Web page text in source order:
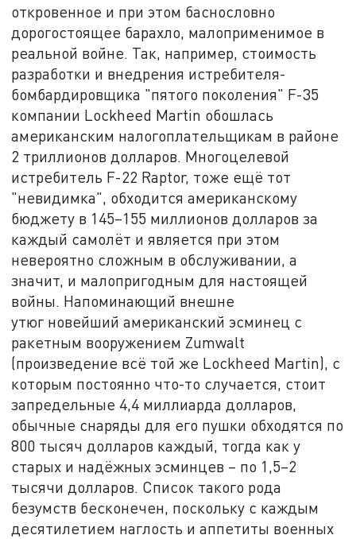
откровенное и при этом баснословно
дорогостоящее барахло, малоприменимое в
реальной войне. Так, например, стоимость
разработки и внедрения истребителя-
бомбардировщика "пятого поколения" F-35
компании Lockheed Martin обошлась
американским налогоплательщикам в районе
2 триллионов долларов. Многоцелевой
истребитель F-22 Raptor, тоже ещё тот
"невидимка", обходится американскому
бюджету в 145–155 миллионов долларов за
каждый самолёт и является при этом
невероятно сложным в обслуживании, а
значит, и малопригодным для настоящей
войны. Напоминающий внешне
утюг новейший американский эсминец с
ракетным вооружением Zumwalt
(произведение всё той же Lockheed Martin), с
которым постоянно что-то случается, стоит
запредельные 4,4 миллиарда долларов,
обычные снаряды для его пушки обходятся по
800 тысяч долларов каждый, тогда как у
старых и надёжных эсминцев – по 1,5–2
тысячи долларов. Список такого рода
безумств бесконечен, поскольку с каждым
десятилетием наглость и аппетиты военных